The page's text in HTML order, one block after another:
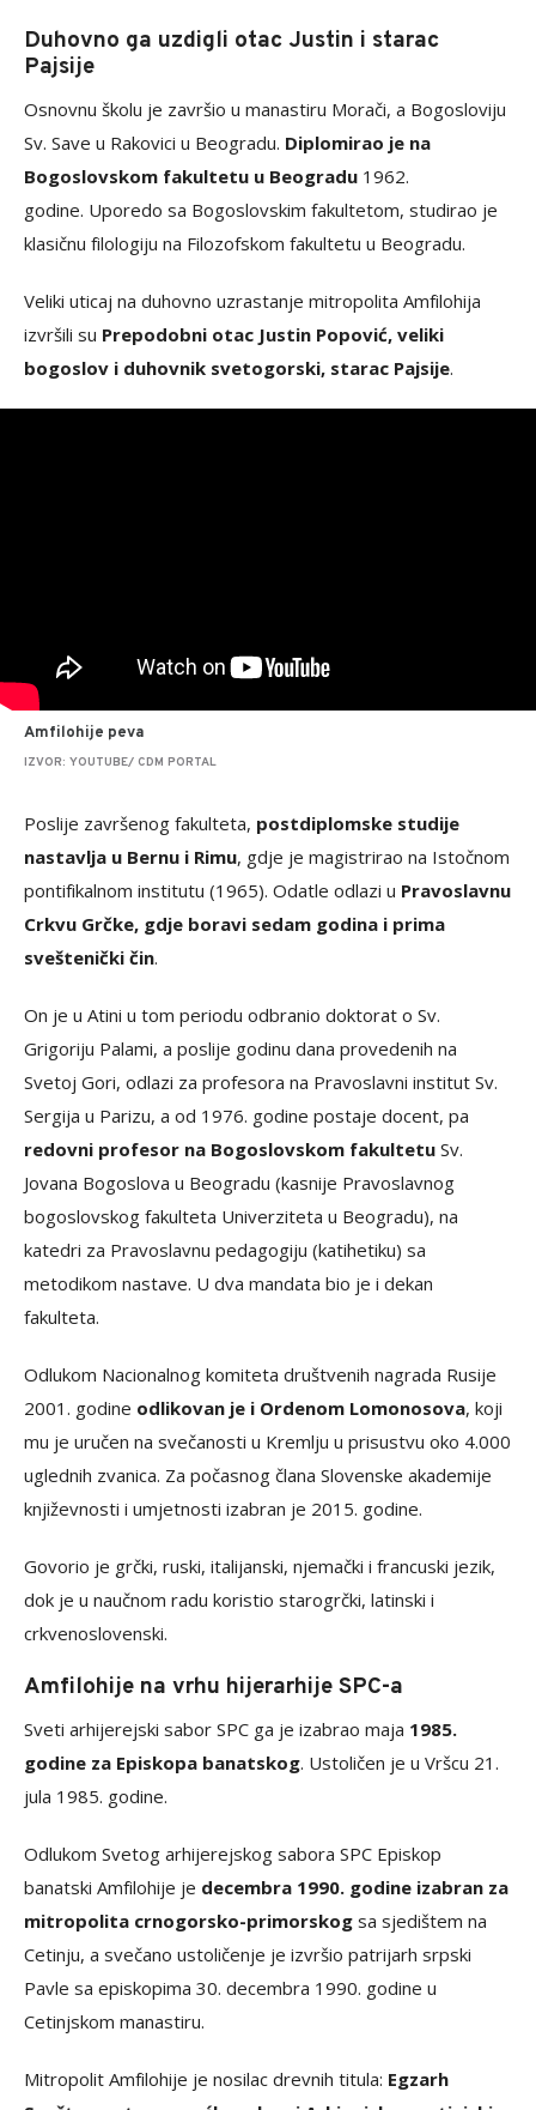
Duhovno ga uzdigli otac Justin i starac
Pajsije
Osnovnu školu je završio u manastiru Morači, a Bogosloviju
Sv. Save u Rakovici u Beogradu. Diplomirao je na
Bogoslovskom fakultetu u Beogradu 1962.
godine. Uporedo sa Bogoslovskim fakultetom, studirao je
klasičnu filologiju na Filozofskom fakultetu u Beogradu.
Veliki uticaj na duhovno uzrastanje mitropolita Amfilohija
izvršili su Prepodobni otac Justin Popović, veliki
bogoslov i duhovnik svetogorski, starac Pajsije.
Amfilohije peva
IZVOR: YOUTUBE/ CDM PORTAL
Poslije završenog fakulteta, postdiplomske studije
nastavlja u Bernu i Rimu, gdje je magistrirao na Istočnom
pontifikalnom institutu (1965). Odatle odlazi u Pravoslavnu
Crkvu Grčke, gdje boravi sedam godina i prima
sveštenički čin.
On je u Atini u tom periodu odbranio doktorat o Sv.
Grigoriju Palami, a poslije godinu dana provedenih na
Svetoj Gori, odlazi za profesora na Pravoslavni institut Sv.
Sergija u Parizu, a od 1976. godine postaje docent, pa
redovni profesor na Bogoslovskom fakultetu Sv.
Jovana Bogoslova u Beogradu (kasnije Pravoslavnog
bogoslovskog fakulteta Univerziteta u Beogradu), na
katedri za Pravoslavnu pedagogiju (katihetiku) sa
metodikom nastave. U dva mandata bio je i dekan
fakulteta.
Odlukom Nacionalnog komiteta društvenih nagrada Rusije
2001. godine odlikovan je i Ordenom Lomonosova, koji
mu je uručen na svečanosti u Kremlju u prisustvu oko 4.000
uglednih zvanica. Za počasnog člana Slovenske akademije
književnosti i umjetnosti izabran je 2015. godine.
Govorio je grčki, ruski, italijanski, njemački i francuski jezik,
dok je u naučnom radu koristio starogrčki, latinski i
crkvenoslovenski.
Amfilohije na vrhu hijerarhije SPC-a
Sveti arhijerejski sabor SPC ga je izabrao maja 1985.
godine za Episkopa banatskog. Ustoličen je u Vršcu 21.
jula 1985. godine.
Odlukom Svetog arhijerejskog sabora SPC Episkop
banatski Amfilohije je decembra 1990. godine izabran za
mitropolita crnogorsko-primorskog sa sjedištem na
Cetinju, a svečano ustoličenje je izvršio patrijarh srpski
Pavle sa episkopima 30. decembra 1990. godine u
Cetinjskom manastiru.
Mitropolit Amfilohije je nosilac drevnih titula: Egzarh